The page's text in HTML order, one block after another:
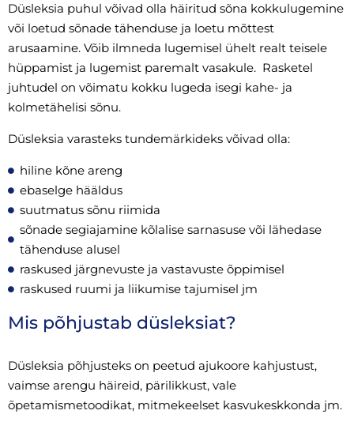
Düsleksia puhul võivad olla häiritud sõna kokkulugemine
või loetud sõnade tähenduse ja loetu mõttest
arusaamine. Võib ilmneda lugemisel ühelt realt teisele
hüppamist ja lugemist paremalt vasakule. Rasketel
juhtudel on võimatu kokku lugeda isegi kahe- ja
kolmetähelisi sõnu.
Düsleksia varasteks tundemärkideks võivad olla:
hiline kõne areng
ebaselge hääldus
suutmatus sõnu riimida
sõnade segiajamine kõlalise sarnasuse või lähedase
tähenduse alusel
raskused järgnevuste ja vastavuste õppimisel
raskused ruumi ja liikumise tajumisel jm
Mis põhjustab düsleksiat?
Düsleksia põhjusteks on peetud ajukoore kahjustust,
vaimse arengu häireid, pärilikkust, vale
õpetamismetoodikat, mitmekeelset kasvukeskkonda jm.